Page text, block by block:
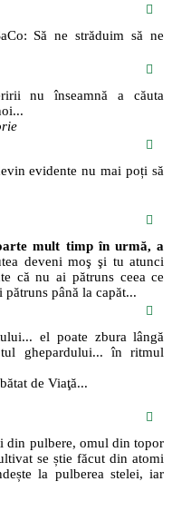
Să ne străduim să ne
nu înseamnă a căuta
evidente nu mai poți să
mult timp în urmă, a
deveni moş şi tu atunci
că nu ai pătruns ceea ce
pătruns până la capăt...
el poate zbura lângă
ghepardului... în ritmul
de Viaţă...
din pulbere, omul din topor
se știe făcut din atomi
la pulberea stelei, iar